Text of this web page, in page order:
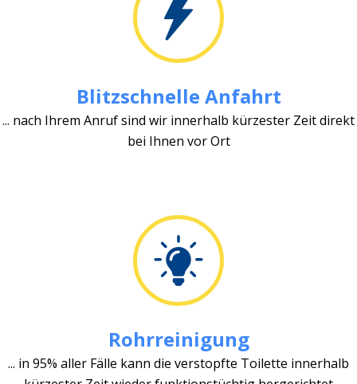
Blitzschnelle Anfahrt
... nach Ihrem Anruf sind wir innerhalb kürzester Zeit direkt
bei Ihnen vor Ort
Rohrreinigung
... in 95% aller Fälle kann die verstopfte Toilette innerhalb